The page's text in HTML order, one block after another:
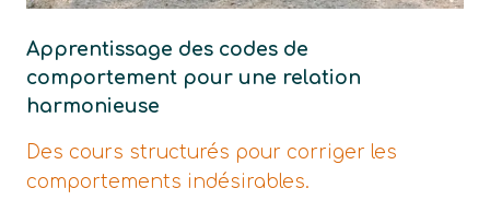
Apprentissage des codes de
comportement pour une relation
harmonieuse
Des cours structurés pour corriger les
comportements indésirables.